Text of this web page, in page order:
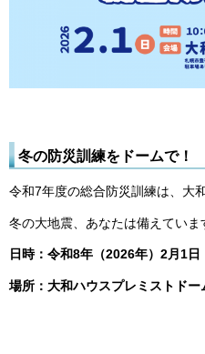
冬の防災訓練をドームで！
令和7年度の総合防災訓練は、大
冬の大地震、あなたは備えていま
日時：令和8年（2026年）2月1
場所：大和ハウスプレミストドー